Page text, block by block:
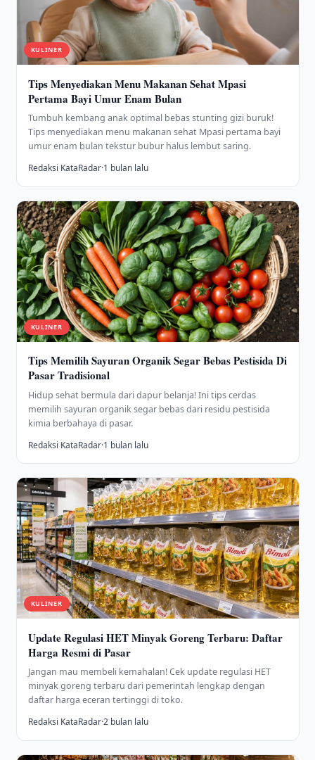
KULINER
Tips Menyediakan Menu Makanan Sehat Mpasi
Pertama Bayi Umur Enam Bulan
Tumbuh kembang anak optimal bebas stunting gizi buruk!
Tips menyediakan menu makanan sehat Mpasi pertama bayi
umur enam bulan tekstur bubur halus lembut saring.
Redaksi KataRadar·1 bulan lalu
KULINER
Tips Memilih Sayuran Organik Segar Bebas Pestisida Di
Pasar Tradisional
Hidup sehat bermula dari dapur belanja! Ini tips cerdas
memilih sayuran organik segar bebas dari residu pestisida
kimia berbahaya di pasar.
Redaksi KataRadar·1 bulan lalu
KULINER
Update Regulasi HET Minyak Goreng Terbaru: Daftar
Harga Resmi di Pasar
Jangan mau membeli kemahalan! Cek update regulasi HET
minyak goreng terbaru dari pemerintah lengkap dengan
daftar harga eceran tertinggi di toko.
Redaksi KataRadar·2 bulan lalu